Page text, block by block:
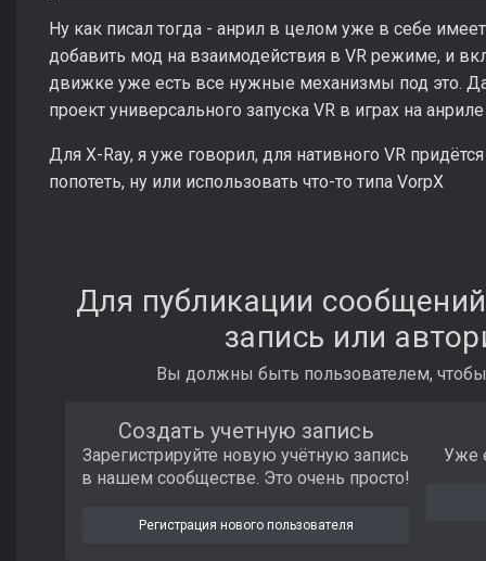
Ну как писал тогда - анрил в целом уже в себе
добавить мод на взаимодействия в VR режиме, и
движке уже есть все нужные механизмы под это.
проект универсального запуска VR в играх на
Для X-Ray, я уже говорил, для нативного VR
попотеть, ну или использовать что-то типа VorpX
Для публикации
запись или
Вы должны быть пользователем,
Создать учетную запись
Зарегистрируйте новую учётную запись
в нашем сообществе. Это очень просто!
Регистрация нового пользователя
Уже